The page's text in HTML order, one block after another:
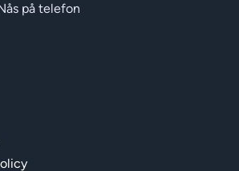
på telefon